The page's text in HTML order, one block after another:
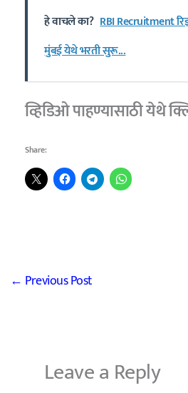
हे वाचले का? RBI Recruitment
मुंबई येथे भरती सुरू...
व्हिडिओ पाहण्यासाठीयेथे
Share:
← Previous Post
Leave a Reply